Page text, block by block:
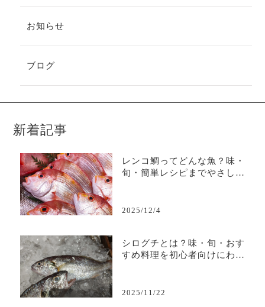
お知らせ
ブログ
新着記事
レンコ鯛ってどんな魚？味・
旬・簡単レシピまでやさしく
2025/12/4
シログチとは？味・旬・おす
すめ料理を初心者向けにわか
2025/11/22